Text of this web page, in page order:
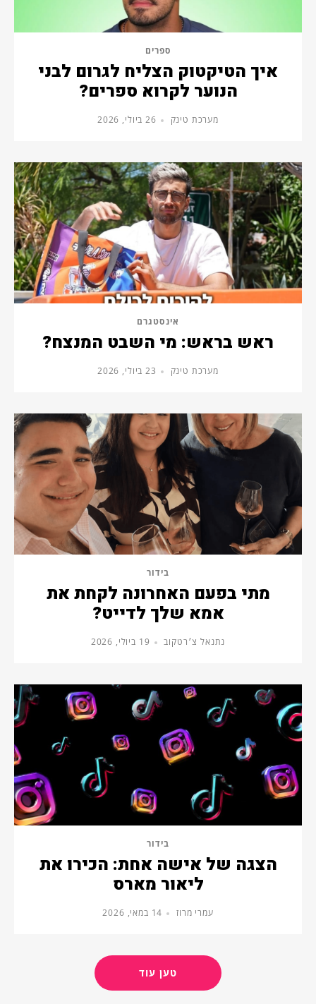
ספרים
איך הטיקטוק הצליח לגרום לבני
הנוער לקרוא ספרים?
מערכת טינק 26 ביולי, 2026
אינסטגרם
ראש בראש: מי השבט המנצח?
מערכת טינק 23 ביולי, 2026
בידור
מתי בפעם האחרונה לקחת את
אמא שלך לדייט?
נתנאל צ׳רטקוב 19 ביולי, 2026
בידור
הצגה של אישה אחת: הכירו את
ליאור מארס
עמרי מרוז 14 במאי, 2026
טען עוד